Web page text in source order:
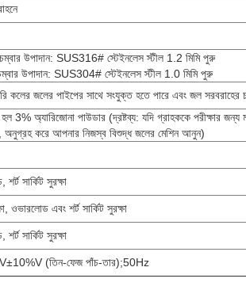
উপাদান: SUS316# স্টেইনলেস স্টীল 1.2 মিমি পুরু
উপাদান: SUS304# স্টেইনলেস স্টীল 1.0 মিমি পুরু
কলের জলের পাইপের সাথে সংযুক্ত হতে পারে এবং জল
3% অ্যারিজোনা পাউডার (দ্রষ্টব্য: যদি গ্রাহককে পরীক্ষার জন্য
অনুগ্রহ করে আপনার নিজস্ব বিশুদ্ধ জলের মেশিন আনুন)
সার্কিট সুরক্ষা
ওভারলোড এবং শর্ট সার্কিট সুরক্ষা
সার্কিট সুরক্ষা
(তিন-ফেজ পাঁচ-তার);50Hz